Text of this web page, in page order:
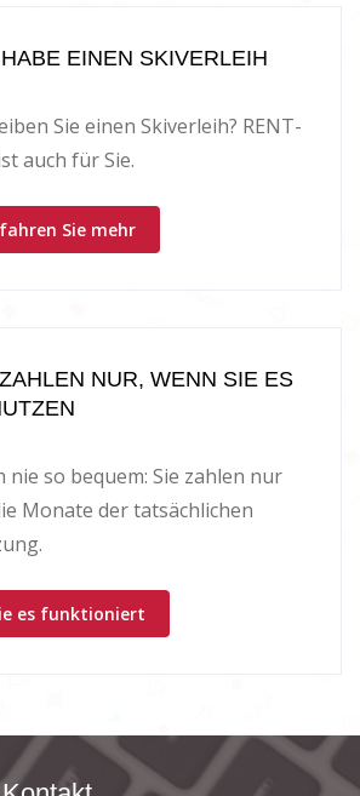
EINEN SKIVERLEIH
Sie einen Skiverleih? RENT-
auch für Sie.
Sie mehr
NUR, WENN SIE ES
nie so bequem: Sie zahlen nur
Monate der tatsächlichen
es funktioniert